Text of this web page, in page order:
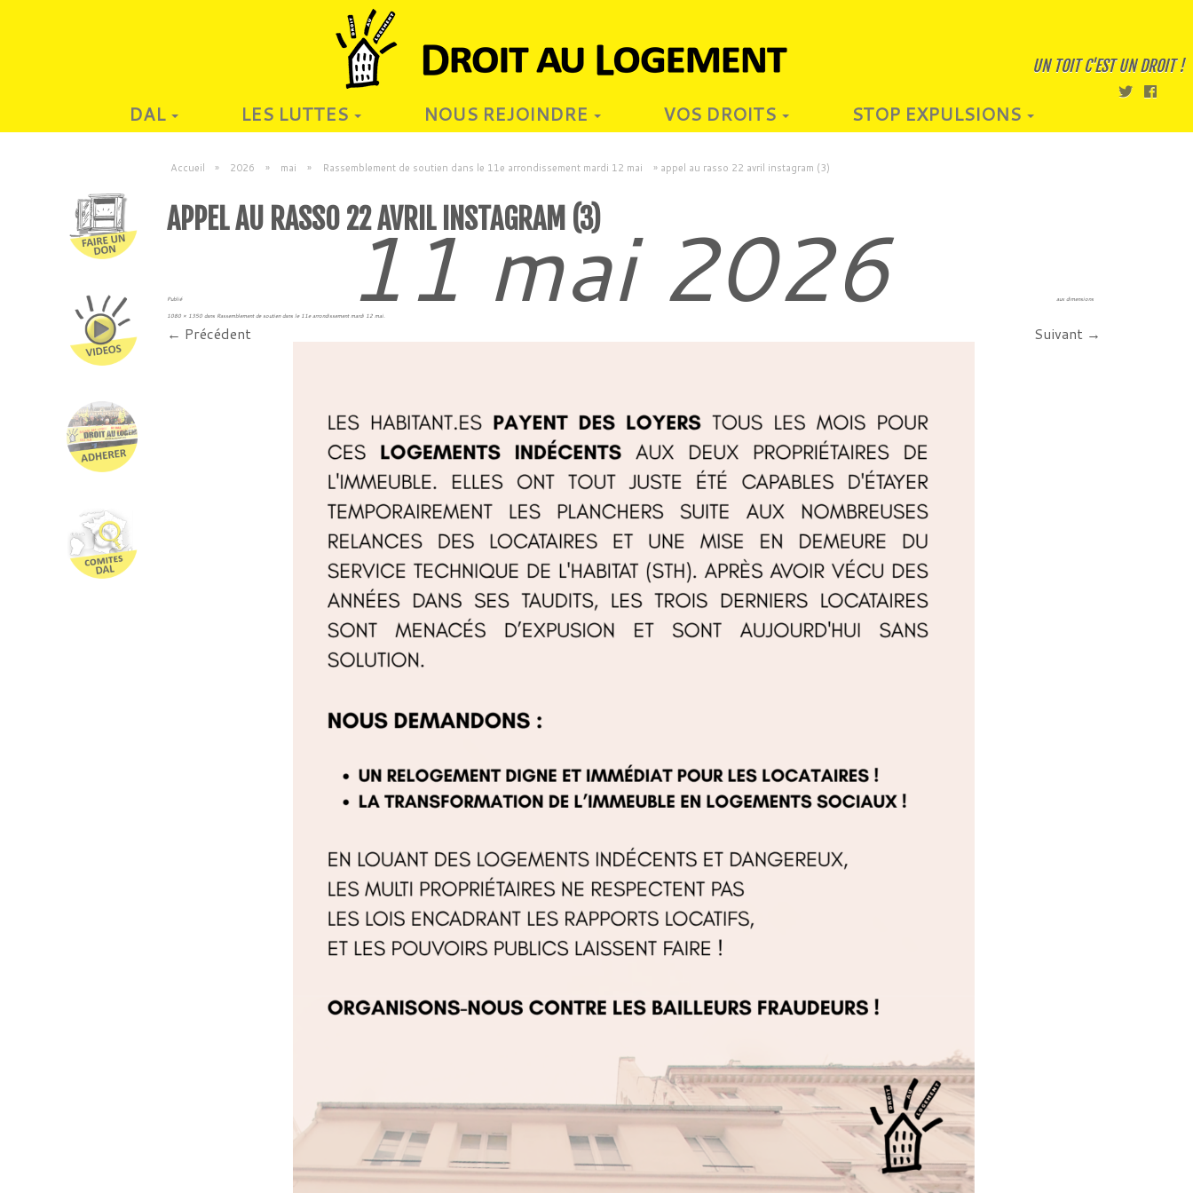
UN TOIT C'EST UN DROIT !
DAL LES LUTTES NOUS REJOINDRE VOS DROITS STOP EXPULSIONS
Accueil » 2026 » mai » Rassemblement de soutien dans le 11e arrondissement mardi 12 mai » appel au rasso 22 avril instagram (3)
APPEL AU RASSO 22 AVRIL INSTAGRAM (3)
Publié 11 mai 2026 aux dimensions
1080 × 1350 dans Rassemblement de soutien dans le 11e arrondissement mardi 12 mai.
← Précédent Suivant →